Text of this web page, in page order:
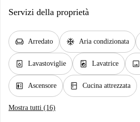
Servizi della proprietà
chair Arredato ac_unit Aria condizionata
dishwasher_gen Lavastoviglie local_laundry_service Lavatrice image
elevator Ascensore kitchen Cucina attrezzata
Mostra tutti (16)